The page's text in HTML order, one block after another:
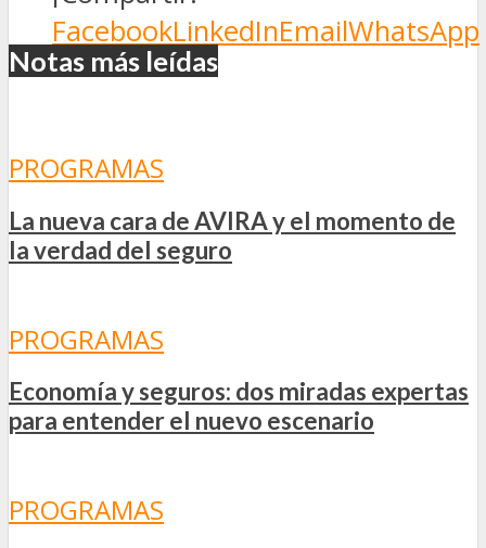
FacebookLinkedInEmailWhatsApp
Notas más leídas
PROGRAMAS
La nueva cara de AVIRA y el momento de
la verdad del seguro
PROGRAMAS
Economía y seguros: dos miradas expertas
para entender el nuevo escenario
PROGRAMAS